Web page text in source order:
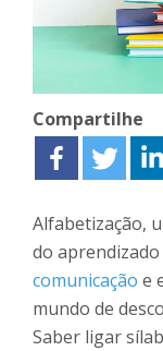
Compartilhe
Alfabetização,
do
comunicação e
mundo de
Saber ligar